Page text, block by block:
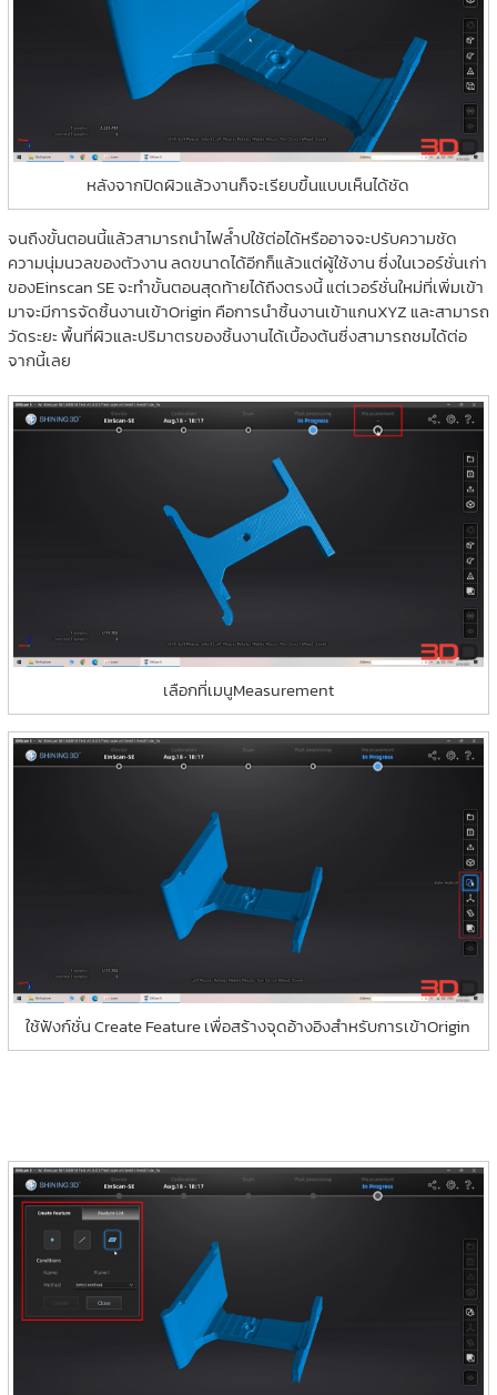
หลังจากปิดผิวแล้วงานก็จะเรียบขึ้นแบบเห็นได้ชัด
จนถึงขั้นตอนนี้แล้วสามารถนำไฟล์ำปใช้ต่อได้หรืออาจจะปรับความชัด
ความนุ่มนวลของตัวงาน ลดขนาดได้อีกก็แล้วแต่ผู้ใช้งาน ซึ่งในเวอร์ชั่นเก่า
ของEinscan SE จะทำขั้นตอนสุดท้ายได้ถึงตรงนี้ แต่เวอร์ชั่นใหม่ที่เพิ่มเข้า
มาจะมีการจัดชิ้นงานเข้าOrigin คือการนำชิ้นงานเข้าแกนXYZ และสามารถ
วัดระยะ พื้นที่ผิวและปริมาตรของชิ้นงานได้เบื้องต้นซึ่งสามารถชมได้ต่อ
จากนี้เลย
เลือกที่เมนูMeasurement
ใช้ฟังก์ชั่น Create Feature เพื่อสร้างจุดอ้างอิงสำหรับการเข้าOrigin